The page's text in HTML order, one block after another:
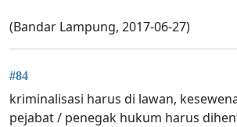
(Bandar Lampung, 2017-06-27)
#84
kriminalisasi harus di lawan,
pejabat / penegak hukum harus